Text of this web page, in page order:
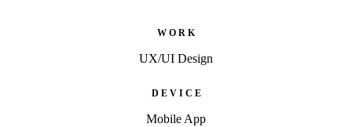
W O R K
UX/UI Design
D E V I C E
Mobile App